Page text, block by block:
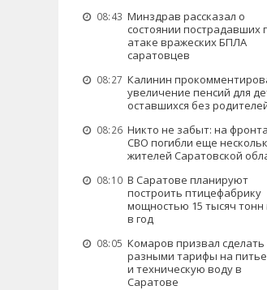
08:43 Минздрав рассказал о
состоянии пострадавших
атаке вражеских БПЛА
саратовцев
08:27 Калинин
увеличение пенсий для
оставшихся без
08:26 Никто не забыт: на
СВО погибли еще
жителей Саратовской
08:10 В Саратове планируют
построить птицефабрику
мощностью 15 тысяч тонн
в год
08:05 Комаров призвал сделать
разными тарифы на
и техническую воду в
Саратове